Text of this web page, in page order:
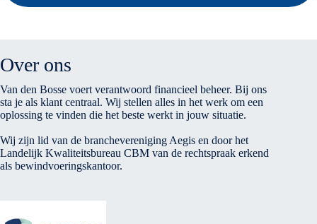
Over ons
Van den Bosse voert verantwoord financieel beheer. Bij ons
sta je als klant centraal. Wij stellen alles in het werk om een
oplossing te vinden die het beste werkt in jouw situatie.
Wij zijn lid van de branchevereniging Aegis en door het
Landelijk Kwaliteitsbureau CBM van de rechtspraak erkend
als bewindvoeringskantoor.